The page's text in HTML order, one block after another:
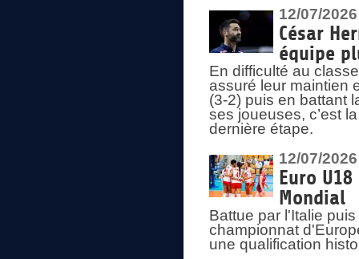
12/07/2026
César
équipe
En difficulté au
assuré leur maintien
(3-2) puis en battant
ses joueuses, c’est
dernière étape.
12/07/2026
Euro
Mondial
Battue par l'Italie
championnat
une qualification